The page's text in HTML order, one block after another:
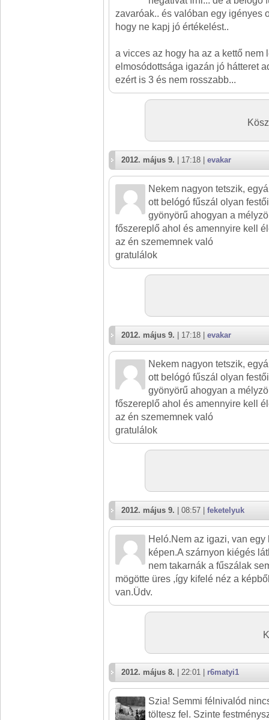
zavaróak.. és valóban egy igényes
hogy ne kapj jó értékelést..
a vicces az hogy ha az a kettő nem
elmosódottsága igazán jó hátteret
ezért is 3 és nem rosszabb...
2012. május 9. | 17:18 | evakar
Nekem nagyon tetszik,
ott belógó fűszál olyan
gyönyörű ahogyan a
főszereplő ahol és amennyire kell
az én szememnek való
gratulálok
2012. május 9. | 17:18 | evakar
Nekem nagyon tetszik,
ott belógó fűszál olyan
gyönyörű ahogyan a
főszereplő ahol és amennyire kell
az én szememnek való
gratulálok
2012. május 9. | 08:57 | feketelyuk
Heló.Nem az igazi, van
képen.A szárnyon kiégés
nem takarnák a fűszálak
mögötte üres ,így kifelé néz a
van.Üdv.
2012. május 8. | 22:01 | r6matyi1
Szia! Semmi félnivalód
töltesz fel. Szinte